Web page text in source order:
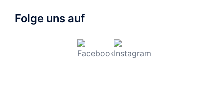
Folge uns auf